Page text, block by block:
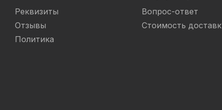
Реквизиты
Отзывы
Политика
Вопрос-ответ
Стоимость